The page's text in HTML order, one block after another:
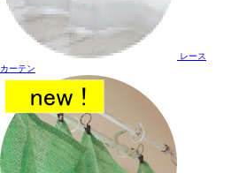
レース
カーテン